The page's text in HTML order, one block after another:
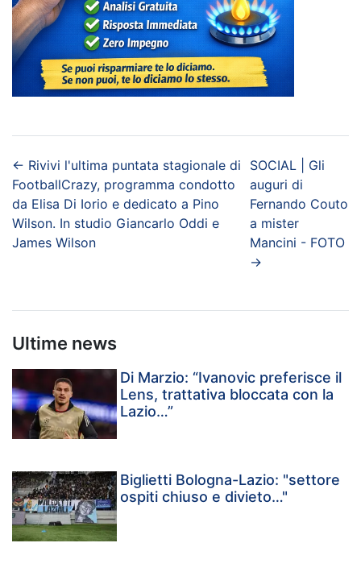
← Rivivi l'ultima puntata stagionale di
FootballCrazy, programma condotto
da Elisa Di Iorio e dedicato a Pino
Wilson. In studio Giancarlo Oddi e
James Wilson
SOCIAL | Gli
auguri di
Fernando Couto
a mister
Mancini - FOTO
→
Ultime news
Di Marzio: “Ivanovic preferisce il
Lens, trattativa bloccata con la
Lazio…”
Biglietti Bologna-Lazio: "settore
ospiti chiuso e divieto…"